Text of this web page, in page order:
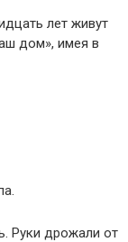
лет живут
дом», имея в
Руки дрожали от